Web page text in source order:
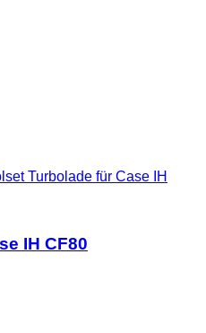
Turbolade für Case IH
IH CF80